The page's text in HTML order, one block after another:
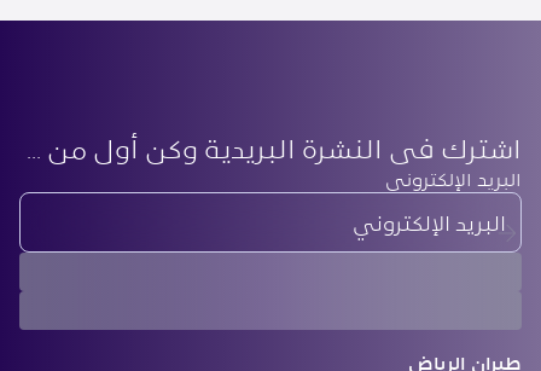
اشترك في النشرة البريدية وكن أول من يعرف أحدث أخبارنا
‏البريد الإلكتروني
طيران الرياض